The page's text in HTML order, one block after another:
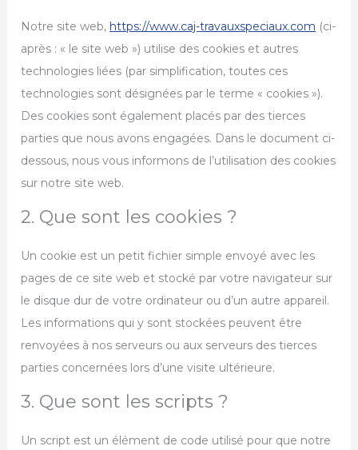
Notre site web, https://www.caj-travauxspeciaux.com (ci-
après : « le site web ») utilise des cookies et autres
technologies liées (par simplification, toutes ces
technologies sont désignées par le terme « cookies »).
Des cookies sont également placés par des tierces
parties que nous avons engagées. Dans le document ci-
dessous, nous vous informons de l’utilisation des cookies
sur notre site web.
2. Que sont les cookies ?
Un cookie est un petit fichier simple envoyé avec les
pages de ce site web et stocké par votre navigateur sur
le disque dur de votre ordinateur ou d’un autre appareil.
Les informations qui y sont stockées peuvent être
renvoyées à nos serveurs ou aux serveurs des tierces
parties concernées lors d’une visite ultérieure.
3. Que sont les scripts ?
Un script est un élément de code utilisé pour que notre